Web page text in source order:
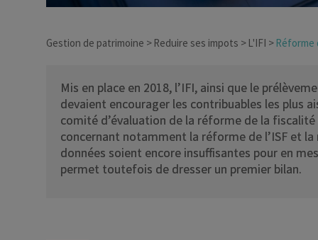
Gestion de patrimoine Reduire ses impots L'IFI Réforme
Mis en place en 2018, l’IFI, ainsi que le
devaient encourager les contribuables les plus
comité d’évaluation de la réforme de la
concernant notamment la réforme de l’ISF et
données soient encore insuffisantes pour en
permet toutefois de dresser un premier bilan.